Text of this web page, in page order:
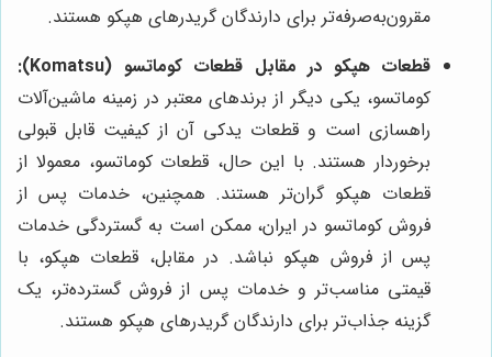
مقرون‌به‌صرفه‌تر برای دارندگان گریدرهای هپکو هستند.
قطعات هپکو در مقابل قطعات کوماتسو (Komatsu):
کوماتسو، یکی دیگر از برندهای معتبر در زمینه ماشین‌آلات
راهسازی است و قطعات یدکی آن از کیفیت قابل قبولی
برخوردار هستند. با این حال، قطعات کوماتسو، معمولا از
قطعات هپکو گران‌تر هستند. همچنین، خدمات پس از
فروش کوماتسو در ایران، ممکن است به گستردگی خدمات
پس از فروش هپکو نباشد. در مقابل، قطعات هپکو، با
قیمتی مناسب‌تر و خدمات پس از فروش گسترده‌تر، یک
گزینه جذاب‌تر برای دارندگان گریدرهای هپکو هستند.